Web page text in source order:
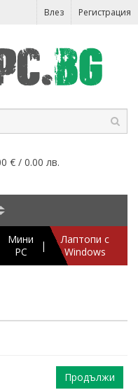
Влез Регистрация
€ / 0.00 лв.
Мини
PC
|
Лаптопи с
Windows
Продължи